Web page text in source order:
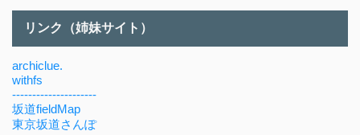
リンク（姉妹サイト）
archiclue.
withfs
---------------------
坂道fieldMap
東京坂道さんぽ